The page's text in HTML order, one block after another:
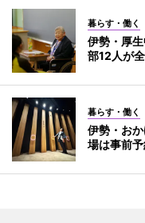
暮らす・働く
伊勢・厚
部12人が
暮らす・働く
伊勢・お
場は事前